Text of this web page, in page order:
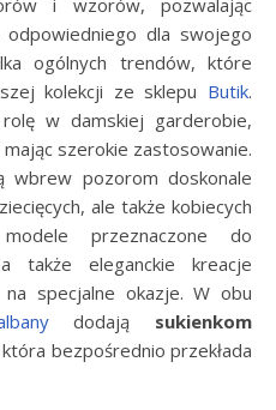
i wzorów, pozwalając
odpowiedniego dla swojego
ogólnych trendów, które
kolekcji ze sklepu Butik.
w damskiej garderobie,
mając szerokie zastosowanie.
wbrew pozorom doskonale
ale także kobiecych
modele przeznaczone do
także eleganckie kreacje
specjalne okazje. W obu
dodają sukienkom
bezpośrednio przekłada